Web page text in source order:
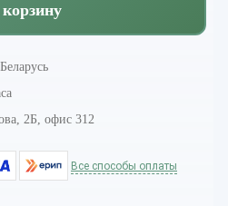
2Б, офис 312
Все способы оплаты